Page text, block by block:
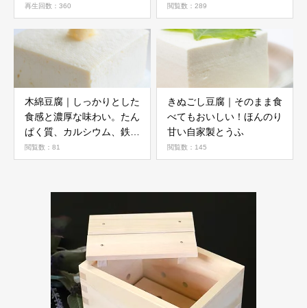
みで
再生回数：360 閲覧数：289
木綿豆腐｜しっかりとした
食感と濃厚な味わい。たん
ぱく質、カルシウム、鉄分
が絹ごし豆腐より多く含み
ます
閲覧数：81
きぬごし豆腐｜そのまま食
べてもおいしい！ほんのり
甘い自家製とうふ
閲覧数：145